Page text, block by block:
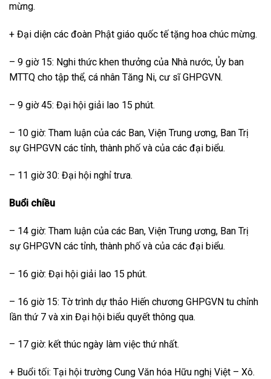
mừng.
+ Đại diện các đoàn Phật giáo quốc tế tặng hoa chúc mừng.
– 9 giờ 15: Nghi thức khen thưởng của Nhà nước, Ủy ban
MTTQ cho tập thể, cá nhân Tăng Ni, cư sĩ GHPGVN.
– 9 giờ 45: Đại hội giải lao 15 phút.
– 10 giờ: Tham luận của các Ban, Viện Trung ương, Ban Trị
sự GHPGVN các tỉnh, thành phố và của các đại biểu.
– 11 giờ 30: Đại hội nghỉ trưa.
Buổi chiều
– 14 giờ: Tham luận của các Ban, Viện Trung ương, Ban Trị
sự GHPGVN các tỉnh, thành phố và của các đại biểu.
– 16 giờ: Đại hội giải lao 15 phút.
– 16 giờ 15: Tờ trình dự thảo Hiến chương GHPGVN tu chỉnh
lần thứ 7 và xin Đại hội biểu quyết thông qua.
– 17 giờ: kết thúc ngày làm việc thứ nhất.
+ Buổi tối: Tại hội trường Cung Văn hóa Hữu nghị Việt – Xô.